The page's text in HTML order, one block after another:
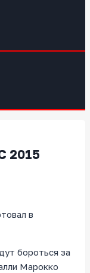
2015
в
бороться за
Марокко